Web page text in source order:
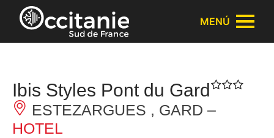
Panel de gestión de cookies
MENÚ
Ibis Styles Pont du Gard
ESTEZARGUES , GARD –
HOTEL